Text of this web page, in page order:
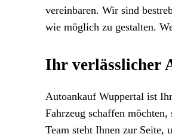
vereinbaren. Wir sind
wie möglich zu gestalten.
Ihr verlässlicher
Autoankauf Wuppertal ist
Fahrzeug schaffen
Team steht Ihnen zur Seite,